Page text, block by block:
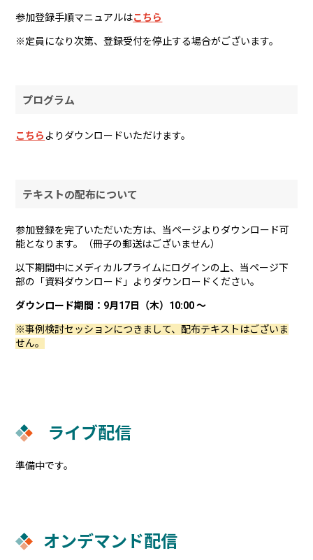
参加登録手順マニュアルはこちら
※定員になり次第、登録受付を停止する場合がございます。
プログラム
こちら よりダウンロードいただけます。
テキストの配布について
参加登録を完了いただいた方は、当ページよりダウンロード可
能となります。（冊子の郵送はございません）
以下期間中にメディカルプライムにログインの上、当ページ下
部の「資料ダウンロード」よりダウンロードください。
ダウンロード期間：9月17日（木）10:00 ～
※事例検討セッションにつきまして、配布テキストはございま
せん。
ライブ配信
準備中です。
オンデマンド配信